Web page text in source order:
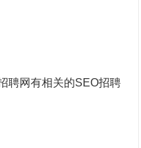
聘网有相关的SEO招聘